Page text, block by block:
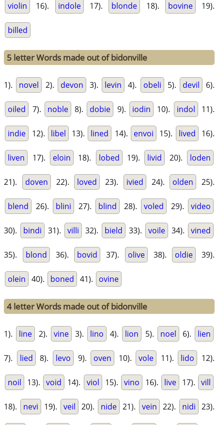
violin 16). indole 17). blonde 18). bovine 19).
billed
5 letter Words made out of bidonville
1). novel 2). devon 3). levin 4). obeli 5). devil 6).
oiled 7). noble 8). dobie 9). iodin 10). indol 11).
indie 12). libel 13). lined 14). envoi 15). lived 16).
liven 17). eloin 18). lobed 19). livid 20). loden
21). doven 22). loved 23). ivied 24). olden 25).
blend 26). blini 27). blind 28). voled 29). video
30). bindi 31). villi 32). bield 33). voile 34). vined
35). blond 36). bovid 37). olive 38). oldie 39).
olein 40). boned 41). ovine
4 letter Words made out of bidonville
1). line 2). vine 3). lino 4). lion 5). noel 6). lien
7). lied 8). levo 9). oven 10). vole 11). lido 12).
noil 13). void 14). viol 15). vino 16). live 17). vill
18). nevi 19). veil 20). nide 21). vein 22). nidi 23).